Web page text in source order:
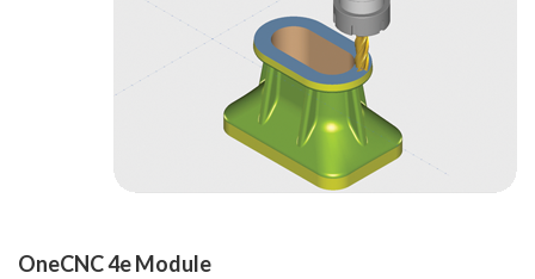
OneCNC 4e Module